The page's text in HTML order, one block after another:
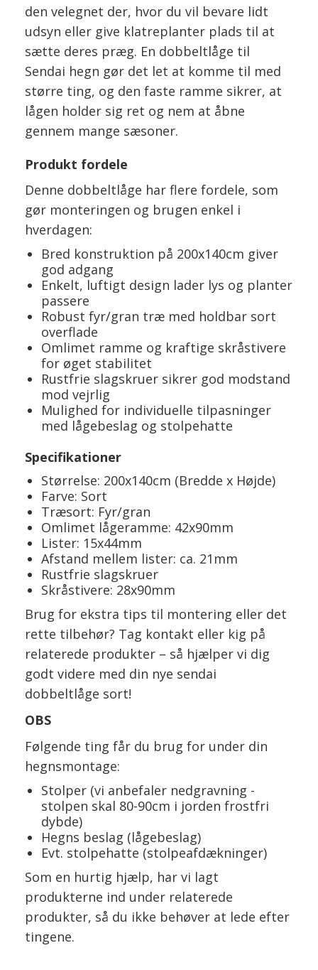
den velegnet der, hvor du vil bevare lidt
udsyn eller give klatreplanter plads til at
sætte deres præg. En dobbeltlåge til
Sendai hegn gør det let at komme til med
større ting, og den faste ramme sikrer, at
lågen holder sig ret og nem at åbne
gennem mange sæsoner.
Produkt fordele
Denne dobbeltlåge har flere fordele, som
gør monteringen og brugen enkel i
hverdagen:
Bred konstruktion på 200x140cm giver
god adgang
Enkelt, luftigt design lader lys og planter
passere
Robust fyr/gran træ med holdbar sort
overflade
Omlimet ramme og kraftige skråstivere
for øget stabilitet
Rustfrie slagskruer sikrer god modstand
mod vejrlig
Mulighed for individuelle tilpasninger
med lågebeslag og stolpehatte
Specifikationer
Størrelse: 200x140cm (Bredde x Højde)
Farve: Sort
Træsort: Fyr/gran
Omlimet lågeramme: 42x90mm
Lister: 15x44mm
Afstand mellem lister: ca. 21mm
Rustfrie slagskruer
Skråstivere: 28x90mm
Brug for ekstra tips til montering eller det
rette tilbehør? Tag kontakt eller kig på
relaterede produkter – så hjælper vi dig
godt videre med din nye sendai
dobbeltlåge sort!
OBS
Følgende ting får du brug for under din
hegnsmontage:
Stolper (vi anbefaler nedgravning -
stolpen skal 80-90cm i jorden frostfri
dybde)
Hegns beslag (lågebeslag)
Evt. stolpehatte (stolpeafdækninger)
Som en hurtig hjælp, har vi lagt
produkterne ind under relaterede
produkter, så du ikke behøver at lede efter
tingene.